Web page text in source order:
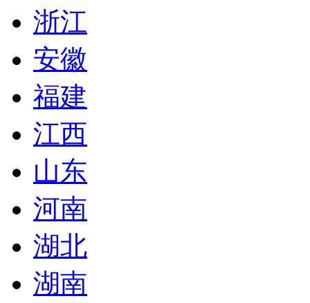
浙江
安徽
福建
江西
山东
河南
湖北
湖南